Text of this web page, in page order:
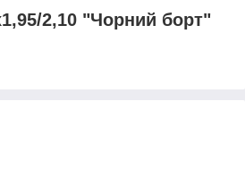
2,10 "Чорний борт"